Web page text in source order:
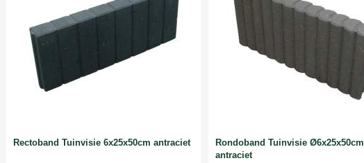
Rectoband Tuinvisie 6x25x50cm antraciet
Rondoband Tuinvisie Ø6x25x50cm
antraciet